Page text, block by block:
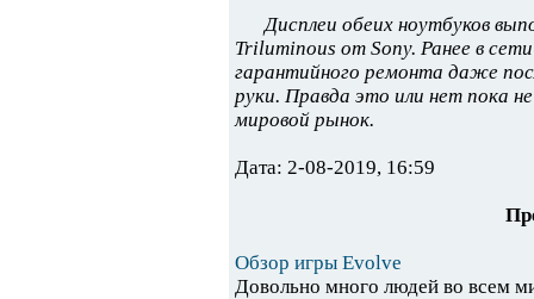
Дисплеи обеих ноутбуков
Triluminous от Sony. Ранее в
гарантийного ремонта даже
руки. Правда это или нет пока
мировой рынок.
Дата: 2-08-2019, 16:59
Обзор игры Evolve
Довольно много людей во всем